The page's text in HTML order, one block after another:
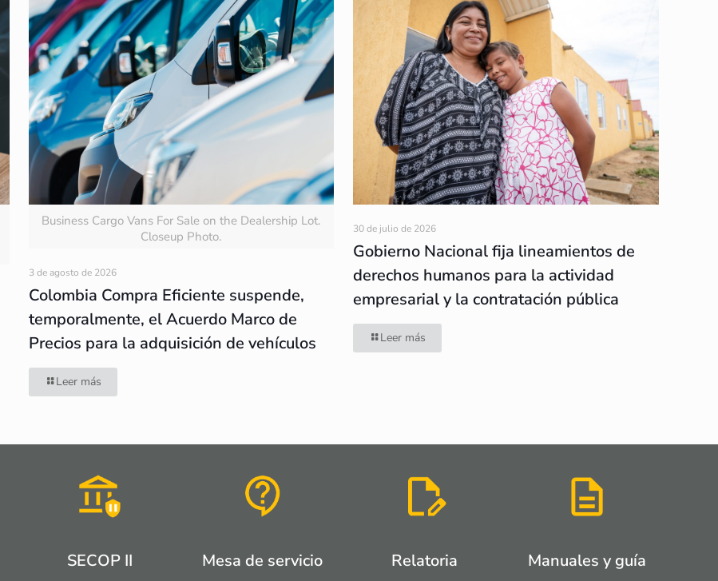
Business Cargo Vans For Sale on the Dealership Lot.
Closeup Photo.
3 de agosto de 2026
Colombia Compra Eficiente suspende,
temporalmente, el Acuerdo Marco de
Precios para la adquisición de vehículos
Leer más
30 de julio de 2026
Gobierno Nacional fija lineamientos de
derechos humanos para la actividad
empresarial y la contratación pública
Leer más
SECOP II Mesa de servicio Relatoria Manuales y guía